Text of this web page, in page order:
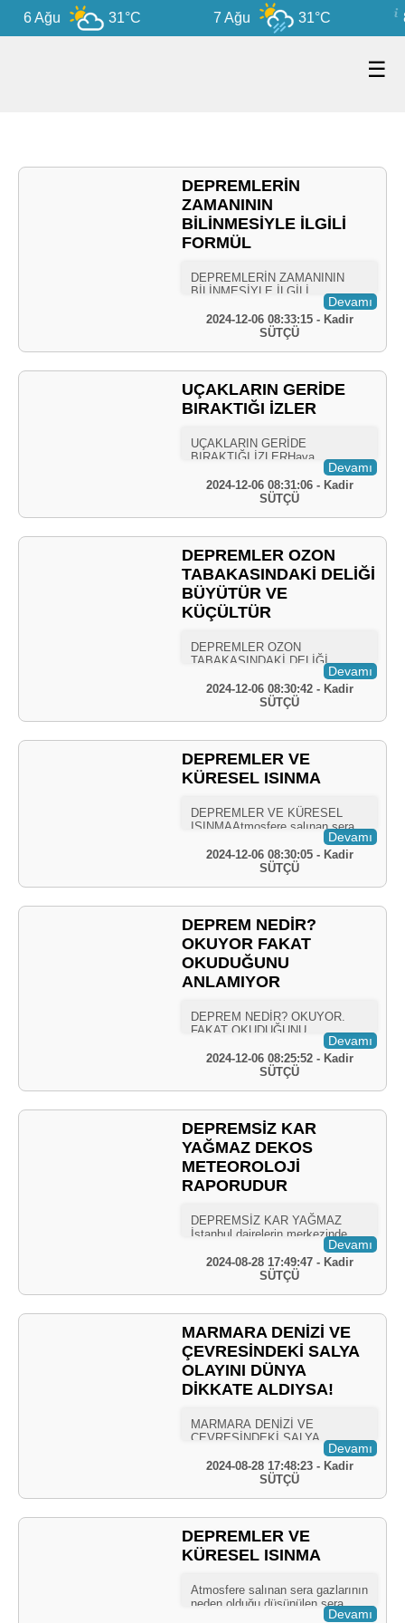
6 Ağu 31°C 7 Ağu 31°C
☰
DEPREMLERİN
ZAMANININ
BİLİNMESİYLE İLGİLİ
FORMÜL
Devamı
2024-12-06 08:33:15 - Kadir
SÜTÇÜ
UÇAKLARIN GERİDE
BIRAKTIĞI İZLER
Devamı
2024-12-06 08:31:06 - Kadir
SÜTÇÜ
DEPREMLER OZON
TABAKASINDAKİ DELİĞİ
BÜYÜTÜR VE
KÜÇÜLTÜR
Devamı
2024-12-06 08:30:42 - Kadir
SÜTÇÜ
DEPREMLER VE
KÜRESEL ISINMA
Devamı
2024-12-06 08:30:05 - Kadir
SÜTÇÜ
DEPREM NEDİR?
OKUYOR FAKAT
OKUDUĞUNU
ANLAMIYOR
Devamı
2024-12-06 08:25:52 - Kadir
SÜTÇÜ
DEPREMSİZ KAR
YAĞMAZ DEKOS
METEOROLOJİ
RAPORUDUR
Devamı
2024-08-28 17:49:47 - Kadir
SÜTÇÜ
MARMARA DENİZİ VE
ÇEVRESİNDEKİ SALYA
OLAYINI DÜNYA
DİKKATE ALDIYSA!
Devamı
2024-08-28 17:48:23 - Kadir
SÜTÇÜ
DEPREMLER VE
KÜRESEL ISINMA
Devamı